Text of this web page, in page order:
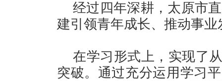
经过四年深耕，太原市
建引领青年成长、推动事
在学习形式上，实现了
突破。通过充分运用学习